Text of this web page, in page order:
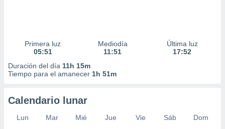
Primera luz
05:51
Mediodía
11:51
Última luz
17:52
Duración del día 11h 15m
Tiempo para el amanecer 1h 51m
Calendario lunar
Lun Mar Mié Jue Vie Sáb
Dom